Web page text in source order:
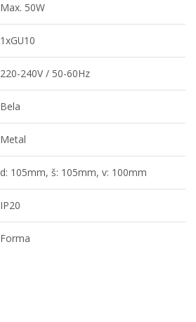
Max. 50W
1xGU10
220-240V / 50-60Hz
Bela
Metal
d: 105mm, š: 105mm, v: 100mm
IP20
Forma